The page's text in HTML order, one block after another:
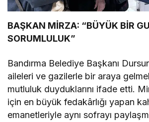
BAŞKAN MİRZA: “BÜYÜK BİR
SORUMLULUK”
Bandırma Belediye Başkanı
aileleri ve gazilerle bir araya
mutluluk duyduklarını ifade etti.
için en büyük fedakârlığı yapan
emanetleriyle aynı sofrayı